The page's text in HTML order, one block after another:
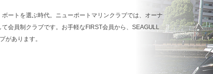
ートを選ぶ時代。ニューポートマリンクラブでは、オーナ
会員制クラブです。お手軽なFIRST会員から、SEAGULL
があります。